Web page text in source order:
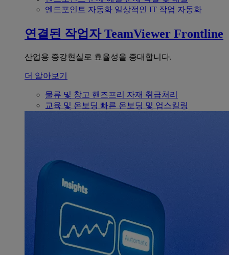
엔드포인트 자동화 일상적인 IT 작업 자동화
연결된 작업자 TeamViewer Frontline
산업용 증강현실로 효율성을 증대합니다.
더 알아보기
물류 및 창고 핸즈프리 자재 취급처리
교육 및 온보딩 빠른 온보딩 및 업스킬링